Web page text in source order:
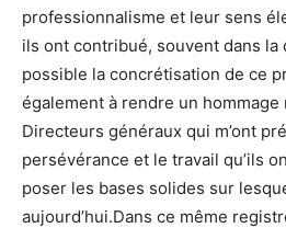
professionnalisme et leur sens
ils ont contribué, souvent dans la
possible la concrétisation de ce
également à rendre un hommage
Directeurs généraux qui m’ont
persévérance et le travail qu’ils
poser les bases solides sur
aujourd’hui.Dans ce même